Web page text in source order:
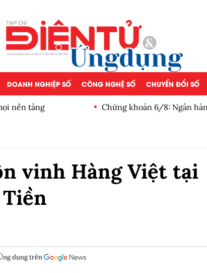
DOANH NGHIỆP SỐ CÔNG NGHỆ SỐ CHUYỂN ĐỔI SỐ
nền tảng Chứng khoán 6/8: Ngân
vinh Hàng Việt tại
dụng trên